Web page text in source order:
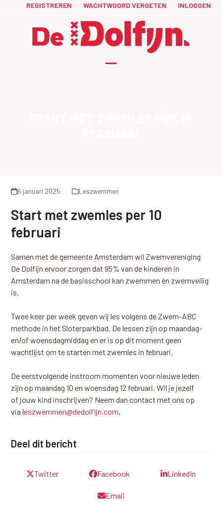
REGISTREREN WACHTWOORD VERGETEN INLOGGEN
6 januari 2025 Leszwemmen
Start met zwemles per 10
februari
Samen met de gemeente Amsterdam wil Zwemvereniging
De Dolfijn ervoor zorgen dat 95% van de kinderen in
Amsterdam na de basisschool kan zwemmen èn zwemveilig
is.
Twee keer per week geven wij les volgens de Zwem-ABC
methode in het Sloterparkbad. De lessen zijn op maandag-
en/of woensdagmiddag en er is op dit moment geen
wachtlijst om te starten met zwemles in februari.
De eerstvolgende instroom momenten voor nieuwe leden
zijn op maandag 10 en woensdag 12 februari. Wil je jezelf
of jouw kind inschrijven? Neem dan contact met ons op
vialeszwemmen@dedolfijn.com.
Deel dit bericht
Twitter Facebook LinkedIn
Email